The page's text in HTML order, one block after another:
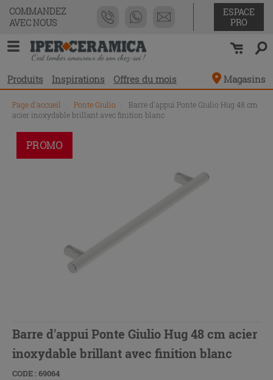
COMMANDEZ
AVEC NOUS
ESPACE
PRO
Produits Inspirations Offres du mois Magasins
Page d'accueil Ponte Giulio
Barre d'appui Ponte Giulio Hug 48 cm
acier inoxydable brillant avec finition blanc
PROMO
Barre d'appui Ponte Giulio Hug 48 cm acier
inoxydable brillant avec finition blanc
CODE : 69064